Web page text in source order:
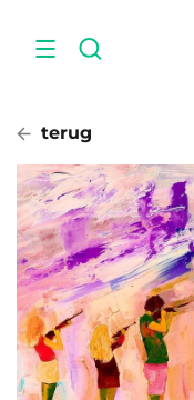
terug